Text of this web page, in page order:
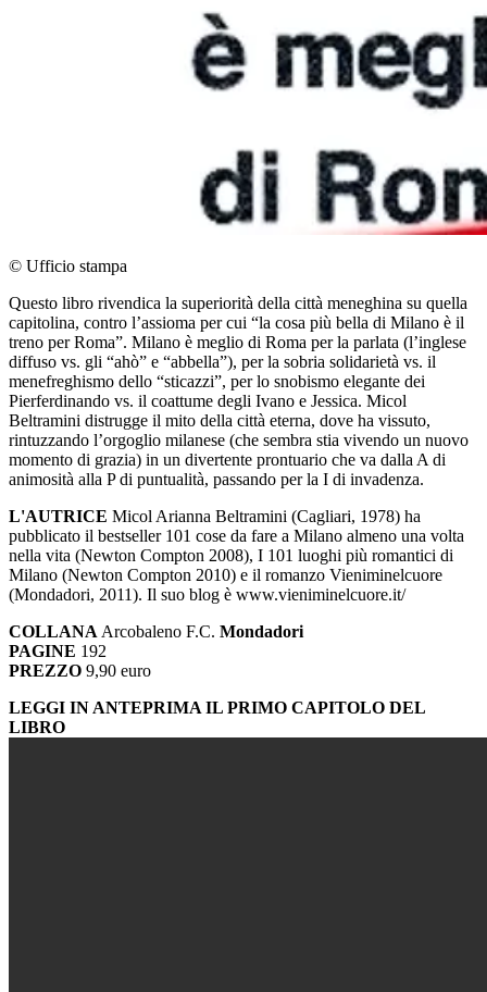
© Ufficio stampa
Questo libro rivendica la superiorità della città meneghina su quella
capitolina, contro l’assioma per cui “la cosa più bella di Milano è il
treno per Roma”. Milano è meglio di Roma per la parlata (l’inglese
diffuso vs. gli “ahò” e “abbella”), per la sobria solidarietà vs. il
menefreghismo dello “sticazzi”, per lo snobismo elegante dei
Pierferdinando vs. il coattume degli Ivano e Jessica. Micol
Beltramini distrugge il mito della città eterna, dove ha vissuto,
rintuzzando l’orgoglio milanese (che sembra stia vivendo un nuovo
momento di grazia) in un divertente prontuario che va dalla A di
animosità alla P di puntualità, passando per la I di invadenza.
L'AUTRICE Micol Arianna Beltramini (Cagliari, 1978) ha
pubblicato il bestseller 101 cose da fare a Milano almeno una volta
nella vita (Newton Compton 2008), I 101 luoghi più romantici di
Milano (Newton Compton 2010) e il romanzo Vieniminelcuore
(Mondadori, 2011). Il suo blog è www.vieniminelcuore.it/
COLLANA Arcobaleno F.C. Mondadori
PAGINE 192
PREZZO 9,90 euro
LEGGI IN ANTEPRIMA IL PRIMO CAPITOLO DEL
LIBRO